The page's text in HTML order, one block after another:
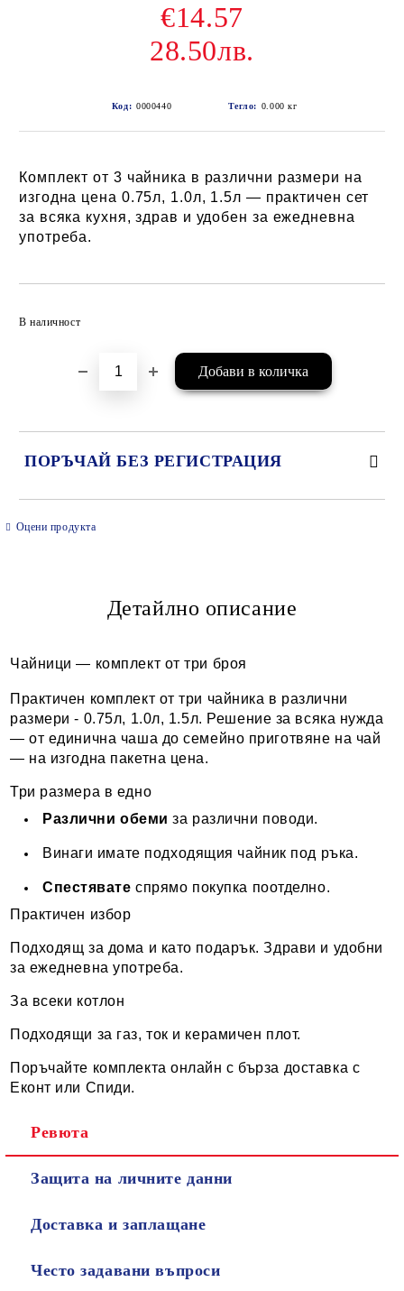
€14.57
28.50лв.
Код: 0000440 Тегло: 0.000 кг
Комплект от 3 чайника в различни размери на
изгодна цена 0.75л, 1.0л, 1.5л — практичен сет
за всяка кухня, здрав и удобен за ежедневна
употреба.
В наличност
ПОРЪЧАЙ БЕЗ РЕГИСТРАЦИЯ
Ние ще се свържем с вас в рамките на работния ден.
Оцени продукта
Детайлно описание
Чайници — комплект от три броя
Практичен комплект от три чайника в различни
размери - 0.75л, 1.0л, 1.5л. Решение за всяка нужда
— от единична чаша до семейно приготвяне на чай
— на изгодна пакетна цена.
Три размера в едно
Различни обеми за различни поводи.
Винаги имате подходящия чайник под ръка.
Спестявате спрямо покупка поотделно.
Практичен избор
Подходящ за дома и като подарък. Здрави и удобни
за ежедневна употреба.
За всеки котлон
Подходящи за газ, ток и керамичен плот.
Поръчайте комплекта онлайн с бърза доставка с
Еконт или Спиди.
Ревюта
Защита на личните данни
Доставка и заплащане
Често задавани въпроси